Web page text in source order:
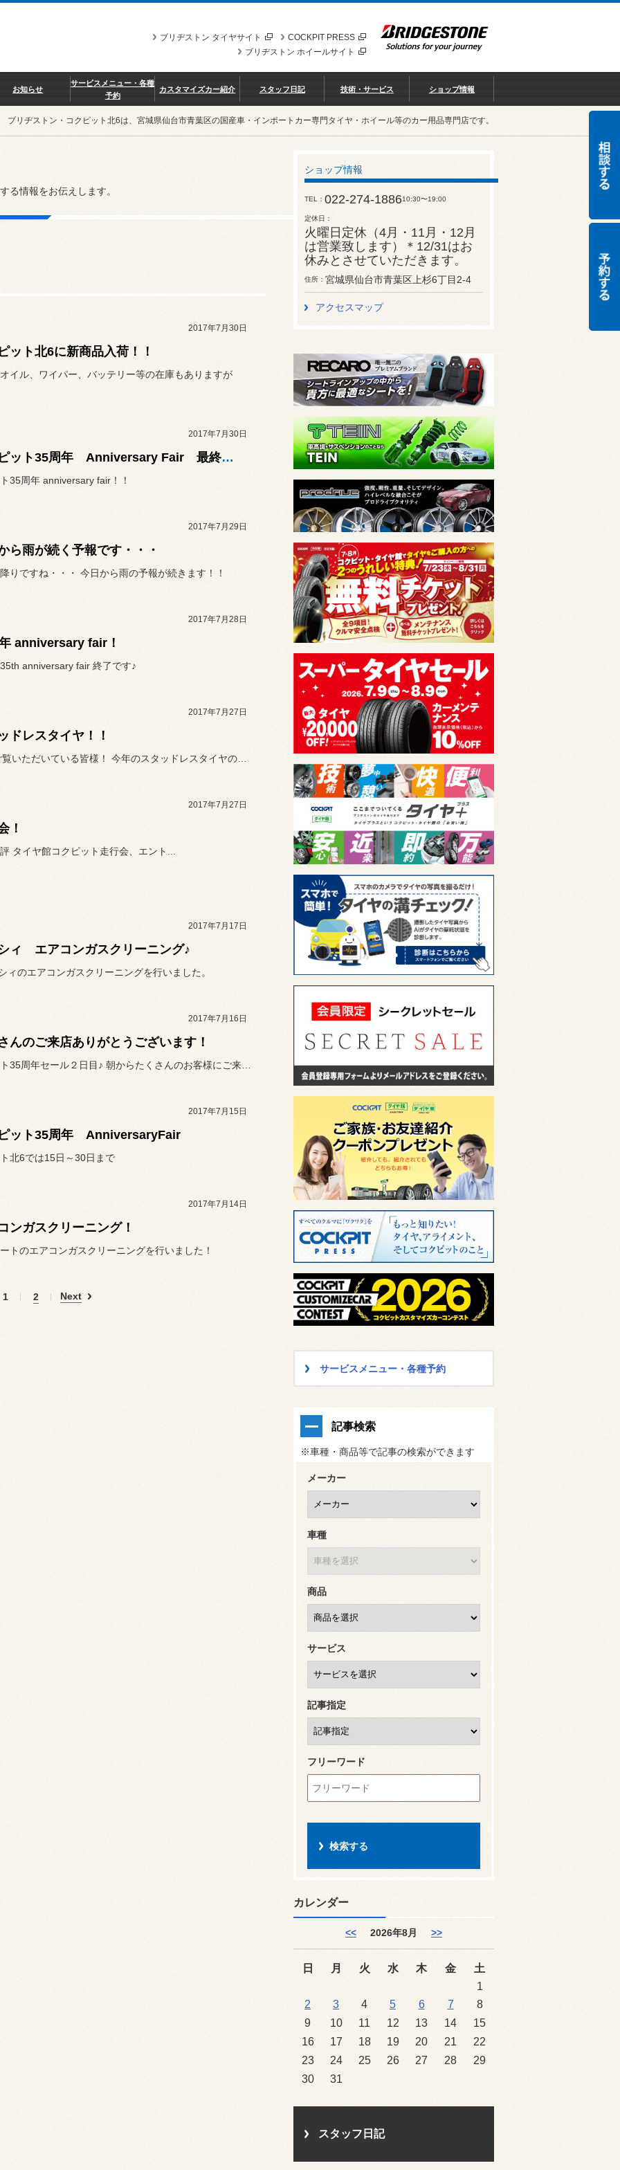
COCKPIT PRESS
ブリヂストン タイヤサイト
ブリヂストン ホイールサイト
お知らせ
サービスメニュー・各種
予約
カスタマイズカー紹介 スタッフ日記 技術・サービス ショップ情報
ブリヂストン・コクピット北6は、宮城県仙台市青葉区の国産車・インポートカー専門タイヤ・ホイール等のカー用品専門店です。
る情報をお伝えします。
2017年7月30日
ット北6に新商品入荷！！
イル、ワイパー、バッテリー等の在庫もありますが
2017年7月30日
コクピット35周年 Anniversary Fair 最終日！！
35周年 anniversary fair！！
2017年7月29日
ら雨が続く予報です・・・
りですね・・・ 今日から雨の予報が続きます！！
2017年7月28日
anniversary fair！
anniversary fair 終了です♪
2017年7月27日
ドレスタイヤ！！
2017年7月27日
！
タイヤ館コクピット走行会、エント...
2017年7月17日
ィ エアコンガスクリーニング♪
ィのエアコンガスクリーニングを行いました。
2017年7月16日
んのご来店ありがとうございます！
2017年7月15日
ット35周年 AnniversaryFair
北6では15日～30日まで
2017年7月14日
ンガスクリーニング！
トのエアコンガスクリーニングを行いました！
1 2 Next
ショップ情報
TEL 022-274-188610:30〜19:00
定休日
火曜日定休（4月・11月・12月
は営業致します）＊12/31はお
休みとさせていただきます。
住所 宮城県仙台市青葉区上杉6丁目2-4
アクセスマップ
サービスメニュー・各種予約
記事検索
※車種・商品等で記事の検索ができます
メーカー
車種
商品
サービス
記事指定
フリーワード
カレンダー
<< 2026年8月 >>
日 月 火 水 木 金
土
1
2
3 4 5 6 7
8
9
10 11 12 13 14
15
16
17 18 19 20 21
22
23
24 25 26 27 28
29
30
31
スタッフ日記